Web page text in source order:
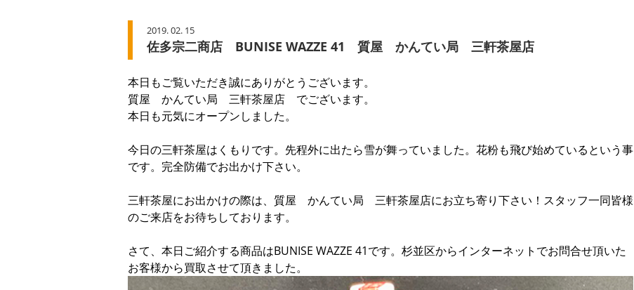
2019. 02. 15
佐多宗二商店 BUNISE WAZZE 41 質屋 かんてい局 三軒茶屋店
本日もご覧いただき誠にありがとうございます。
質屋 かんてい局 三軒茶屋店 でございます。
本日も元気にオープンしました。
今日の三軒茶屋はくもりです。先程外に出たら雪が舞っていました。花粉も飛び始めているという事
です。完全防備でお出かけ下さい。
三軒茶屋にお出かけの際は、質屋 かんてい局 三軒茶屋店にお立ち寄り下さい！スタッフ一同皆様
のご来店をお待ちしております。
さて、本日ご紹介する商品はBUNISE WAZZE 41です。杉並区からインターネットでお問合せ頂いた
お客様から買取させて頂きました。